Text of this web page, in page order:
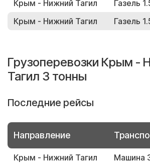
Крым - Нижний Тагил
Газель
Крым - Нижний Тагил
Газель
Грузоперевозки Крым -
Тагил 3 тонны
Последние рейсы
Направление
Крым - Нижний Тагил Машина